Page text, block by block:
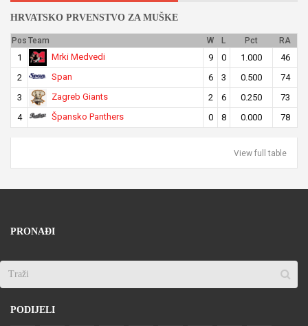
HRVATSKO PRVENSTVO ZA MUŠKE
Pos Team W L Pct RA
1 Mrki Medvedi 9 0 1.000
46
2
Span 6 3 0.500
74
3
Zagreb Giants 2 6 0.250
73
4
Špansko Panthers 0 8 0.000 78
View full table
PRONAĐI
PODIJELI